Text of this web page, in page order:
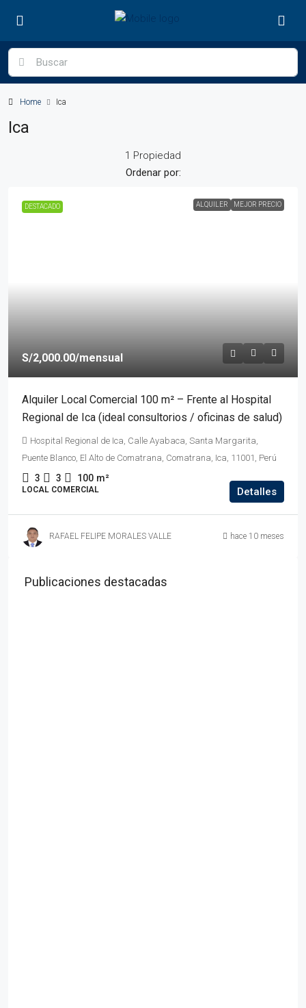
Home Ica
Ica
1 Propiedad
Ordenar por:
DESTACADO ALQUILER MEJOR PRECIO
S/2,000.00/mensual
Alquiler Local Comercial 100 m² – Frente al Hospital
Regional de Ica (ideal consultorios / oficinas de salud)
Hospital Regional de Ica, Calle Ayabaca, Santa Margarita,
Puente Blanco, El Alto de Comatrana, Comatrana, Ica, 11001, Perú
3 3 100 m²
LOCAL COMERCIAL Detalles
RAFAEL FELIPE MORALES VALLE hace 10 meses
Publicaciones destacadas